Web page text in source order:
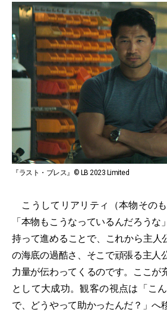
『ラスト・ブレス』© LB 2023 Limited
こうしてリアリティ（本物その
「本物もこうなっているんだろう
持って進めることで、これから主人
の海底の過酷さ、そこで頑張る主人
力量が伝わってくるのです。ここが
として大成功。観客の視点は「こ
で、どうやって助かったんだ？」へ